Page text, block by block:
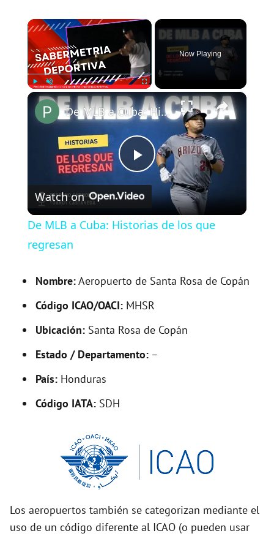
×
Play Unmute Fullscreen
Now Playing
×
P
y
i
De MLB a Cuba: Historias de los que regresan
Watch on
De MLB a Cuba: Historias de los que
regresan
Nombre:Aeropuerto de Santa Rosa de Copán
Código ICAO/OACI: MHSR
Ubicación: Santa Rosa de Copán
Estado / Departamento: –
País: Honduras
Código IATA: SDH
Los aeropuertos también se categorizan mediante el
uso de un código diferente al ICAO (o pueden usar